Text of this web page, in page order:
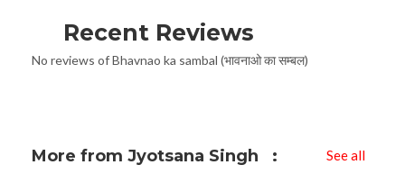
Recent Reviews
No reviews of Bhavnao ka sambal (भावनाओ का सम्बल)
More from Jyotsana Singh See all